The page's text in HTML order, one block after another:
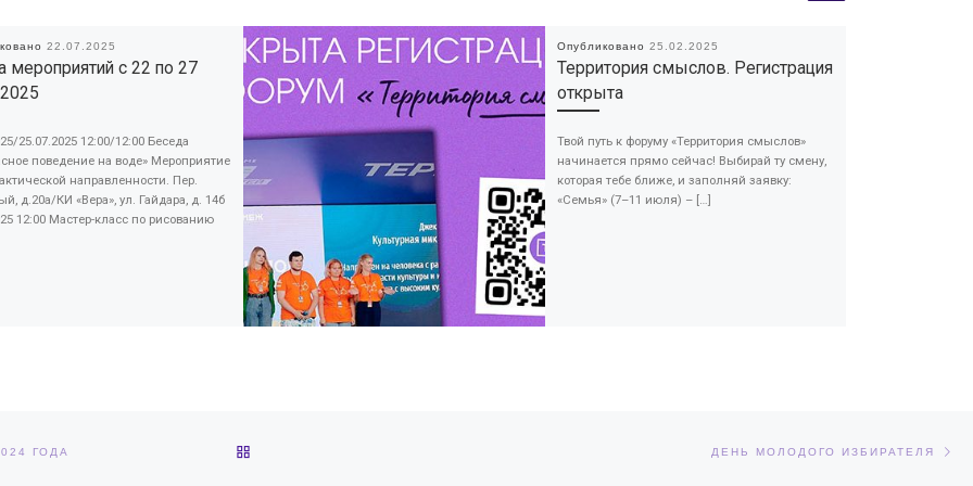
22.07.2025
мероприятий с 22 по 27
25.07.2025 12:00/12:00 Беседа
поведение на воде» Мероприятие
направленности. Пер.
д.20а/КИ «Вера», ул. Гайдара, д. 14б
12:00 Мастер-класс по рисованию
Опубликовано 25.02.2025
Территория смыслов. Регистрация
открыта
Твой путь к форуму «Территория смыслов»
начинается прямо сейчас! Выбирай ту смену,
которая тебе ближе, и заполняй заявку:
«Семья» (7–11 июля) – […]
ГОДА ДЕНЬ МОЛОДОГО ИЗБИРАТЕЛЯ